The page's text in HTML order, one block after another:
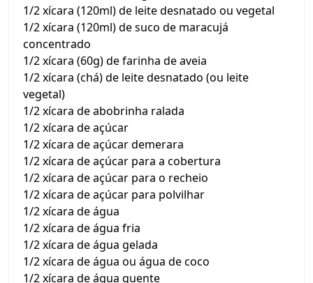
1/2 xícara (120ml) de leite desnatado ou vegetal
1/2 xícara (120ml) de suco de maracujá
concentrado
1/2 xícara (60g) de farinha de aveia
1/2 xícara (chá) de leite desnatado (ou leite
vegetal)
1/2 xícara de abobrinha ralada
1/2 xícara de açúcar
1/2 xícara de açúcar demerara
1/2 xícara de açúcar para a cobertura
1/2 xícara de açúcar para o recheio
1/2 xícara de açúcar para polvilhar
1/2 xícara de água
1/2 xícara de água fria
1/2 xícara de água gelada
1/2 xícara de água ou água de coco
1/2 xícara de água quente